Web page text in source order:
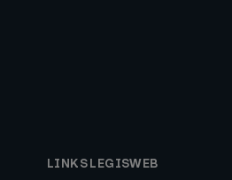
LINKS LEGISWEB